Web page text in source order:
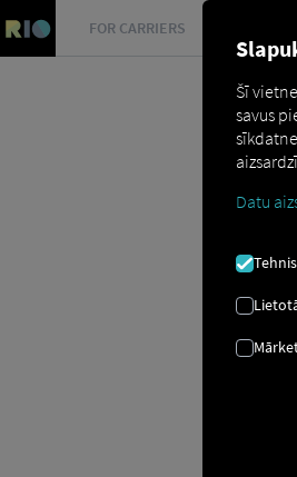
FOR CARRIERS
Šī
savus
Datu